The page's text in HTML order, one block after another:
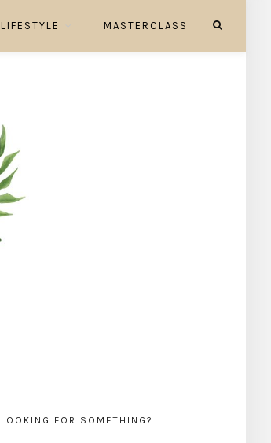
LIFESTYLE MASTERCLASS
LOOKING FOR SOMETHING?